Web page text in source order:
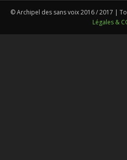
© Archipel des sans voix 2016 / 2017 |
Légales &